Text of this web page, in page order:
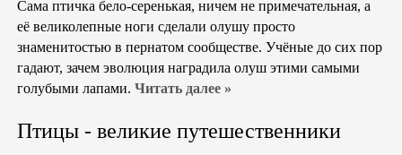
Сама птичка бело-серенькая, ничем не примечательная, а
её великолепные ноги сделали олушу просто
знаменитостью в пернатом сообществе. Учёные до сих пор
гадают, зачем эволюция наградила олуш этими самыми
голубыми лапами. Читать далее »
Птицы - великие путешественники